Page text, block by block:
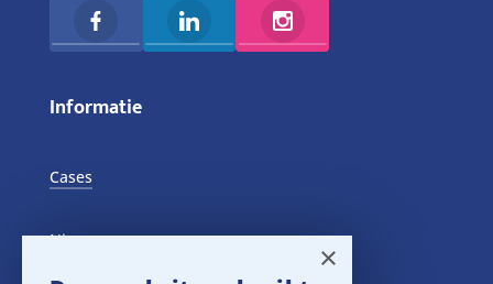
Informatie
Cases
Nieuws
×